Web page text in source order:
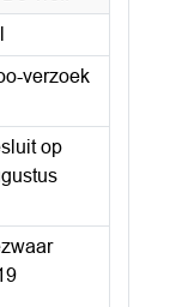
verzoek
op